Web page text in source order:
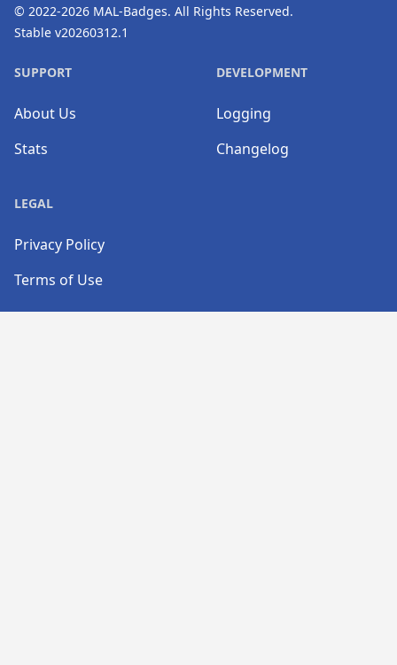
© 2022-2026 MAL-Badges. All Rights Reserved.
Stable v20260312.1
SUPPORT
About Us
Stats
DEVELOPMENT
Logging
Changelog
LEGAL
Privacy Policy
Terms of Use